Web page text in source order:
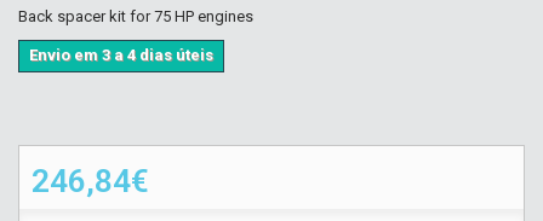
Back spacer kit for 75 HP engines
Envio em 3 a 4 dias úteis
246,84€